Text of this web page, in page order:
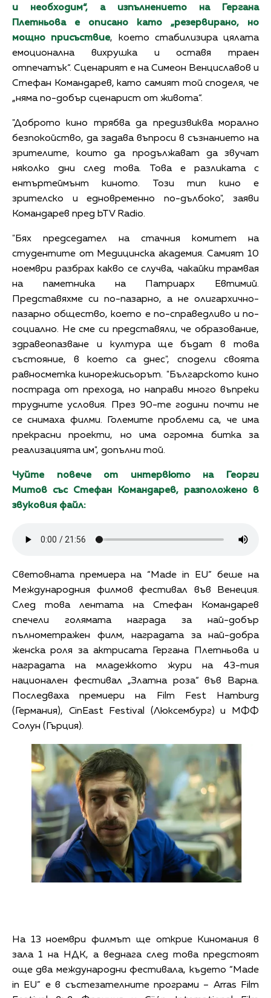
и необходим“, а изпълнението на Гергана
Плетньова е описано като „резервирано, но
мощно присъствие, което стабилизира цялата
емоционална вихрушка и оставя траен
отпечатък“. Сценарият е на Симеон Венциславов и
Стефан Командарев, като самият той споделя, че
„няма по-добър сценарист от живота“.
"Доброто кино трябва да предизвиква морално
безпокойство, да задава въпроси в съзнанието на
зрителите, които да продължават да звучат
няколко дни след това. Това е разликата с
ентъртеймънт киното. Този тип кино е
зрителско и едновременно по-дълбоко", заяви
Командарев пред bTV Radio.
"Бях председател на стачния комитет на
студентите от Медицинска академия. Самият 10
ноември разбрах какво се случва, чакайки трамвая
на паметника на Патриарх Евтимий.
Представяхме си по-пазарно, а не олигархично-
пазарно общество, което е по-справедливо и по-
социално. Не сме си представяли, че образование,
здравеопазване и култура ще бъдат в това
състояние, в което са днес", сподели своята
равносметка кинорежисьорът. "Българското кино
пострада от прехода, но направи много въпреки
трудните условия. През 90-те години почти не
се снимаха филми. Големите проблеми са, че има
прекрасни проекти, но има огромна битка за
реализацията им", допълни той.
Чуйте повече от интервюто на Георги
Митов със Стефан Командарев, разположено в
звуковия файл:
Световната премиера на “Made in EU” беше на
Международния филмов фестивал във Венеция.
След това лентата на Стефан Командарев
спечели голямата награда за най-добър
пълнометражен филм, наградата за най-добра
женска роля за актрисата Гергана Плетньова и
наградата на младежкото жури на 43-тия
национален фестивал „Златна роза“ във Варна.
Последваха премиери на Film Fest Hamburg
(Германия), CinEast Festival (Люксембург) и МФФ
Солун (Гърция).
На 13 ноември филмът ще открие Киномания в
зала 1 на НДК, а веднага след това предстоят
още два международни фестивала, където “Made
in EU” е в състезателните програми – Arras Film